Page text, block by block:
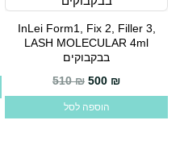
InLei Form1, Fix 2, Filler 3,
LASH MOLECULAR 4ml
בבקבוקים
510₪ 500 ₪
הוספה לסל